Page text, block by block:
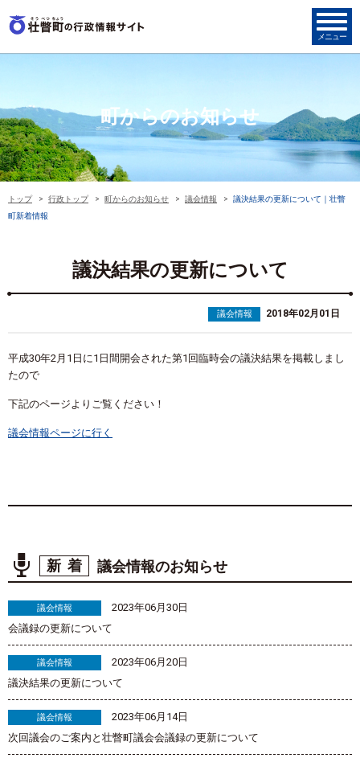
町からのお知らせ
トップ 行政トップ 町からのお知らせ 議会情報
議決結果の更新について｜壮瞥
町新着情報
議決結果の更新について
議会情報 2018年02月01日
平成30年2月1日に1日間開会された第1回臨時会の議決結果を掲載しまし
たので
下記のページよりご覧ください！
議会情報ページに行く
新着 議会情報のお知らせ
議会情報
2023年06月30日
会議録の更新について
議会情報
2023年06月20日
議決結果の更新について
議会情報
2023年06月14日
次回議会のご案内と壮瞥町議会会議録の更新について